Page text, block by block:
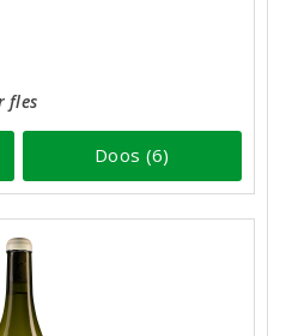
fles
Doos (6)